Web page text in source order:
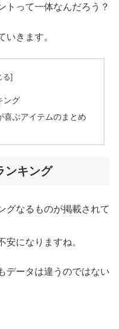
トって一体なんだろう？
いきます。
ング
喜ぶアイテムのまとめ
ンキング
グなるものが掲載されて
安になりますね。
データは違うのではない